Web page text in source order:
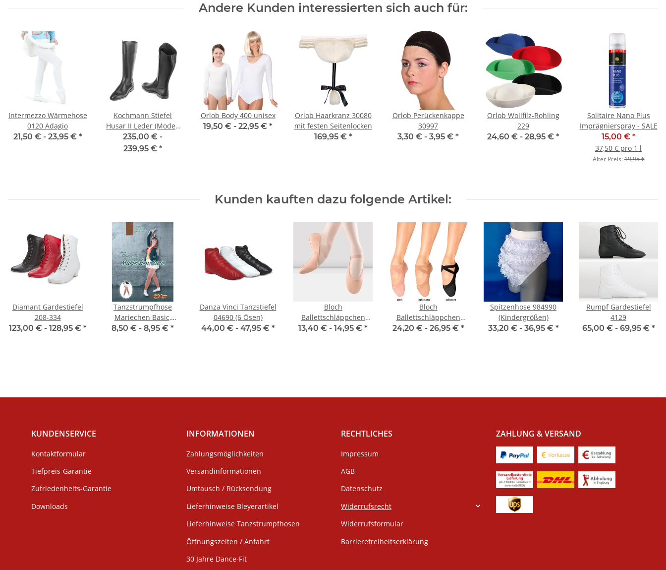
Andere Kunden interessierten sich auch für:
Intermezzo Wärmehose
0120 Adagio
21,50 € - 23,95 € *
Kochmann Stiefel
Husar II Leder (Modell
22)
235,00 € -
239,95 € *
Orlob Body 400 unisex
19,50 € - 22,95 € *
Orlob Haarkranz 30080
mit festen Seitenlocken
169,95 € *
Orlob Perückenkappe
30997
3,30 € - 3,95 € *
Orlob Wollfilz-Rohling
229
24,60 € - 28,95 € *
Solitaire Nano Plus
Imprägnierspray - SALE
15,00 € *
37,50 € pro 1 l
Alter Preis:19,95 €
Kunden kauften dazu folgende Artikel:
Diamant Gardestiefel
208-334
123,00 € - 128,95 € *
Tanzstrumpfhose
Mariechen Basic,
Kinder- &
8,50 € - 8,95 € *
Danza Vinci Tanzstiefel
04690 (6 Ösen)
44,00 € - 47,95 € *
Bloch
Ballettschläppchen
S0209L Arise - Damen
13,40 € - 14,95 € *
Bloch
Ballettschläppchen
S0621-L Pro Elastic -
24,20 € - 26,95 € *
Spitzenhose 984990
(Kindergrößen)
33,20 € - 36,95 € *
Rumpf Gardestiefel
4129
65,00 € - 69,95 € *
KUNDENSERVICE
Kontaktformular
Tiefpreis-Garantie
Zufriedenheits-Garantie
Downloads
INFORMATIONEN
Zahlungsmöglichkeiten
Versandinformationen
Umtausch / Rücksendung
Lieferhinweise Bleyerartikel
Lieferhinweise Tanzstrumpfhosen
Öffnungszeiten / Anfahrt
30 Jahre Dance-Fit
RECHTLICHES
Impressum
AGB
Datenschutz
Widerrufsrecht
Widerrufsformular
Barrierefreiheitserklärung
ZAHLUNG & VERSAND